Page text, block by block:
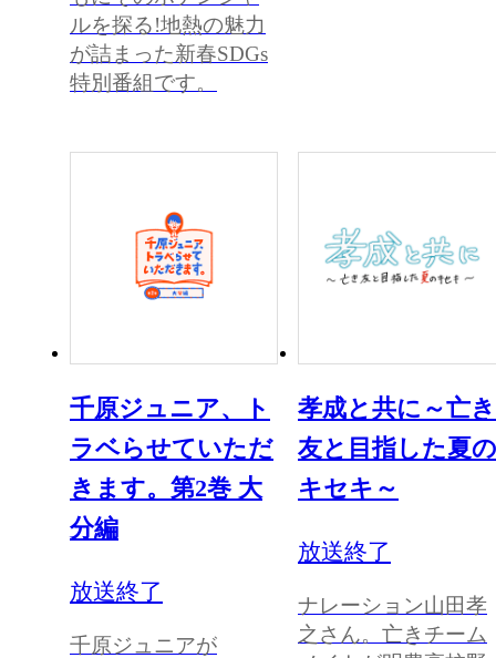
ルを探る!地熱の魅力
が詰まった新春SDGs
特別番組です。
千原ジュニア、ト
ラベらせていただ
きます。第2巻 大
分編
放送終了
千原ジュニアが
孝成と共に～亡き
友と目指した夏の
キセキ～
放送終了
ナレーション山田孝
之さん。亡きチーム